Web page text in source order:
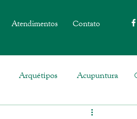
Atendimentos Contato
Arquétipos Acupuntura